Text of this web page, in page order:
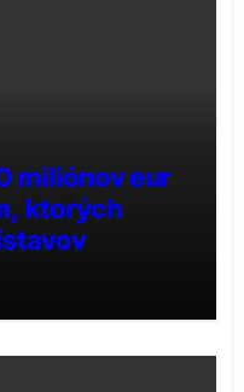
miliónov eur
ktorých